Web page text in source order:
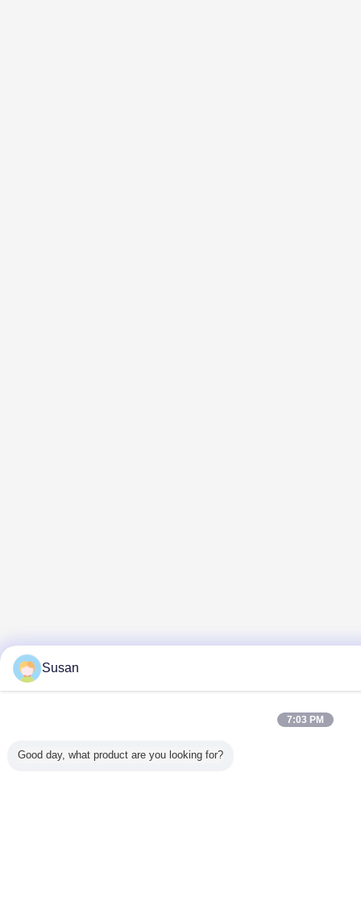
Susan
7:03 PM
Good day, what product are you looking for?